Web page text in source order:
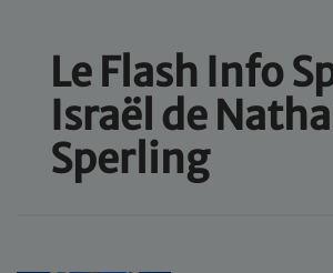
Le Flash Info
Israël de
Sperling